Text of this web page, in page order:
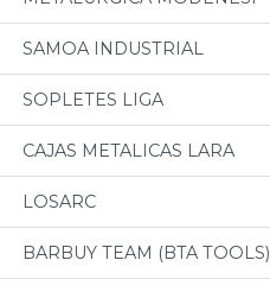
SAMOA INDUSTRIAL
SOPLETES LIGA
CAJAS METALICAS LARA
LOSARC
BARBUY TEAM (BTA TOOLS)